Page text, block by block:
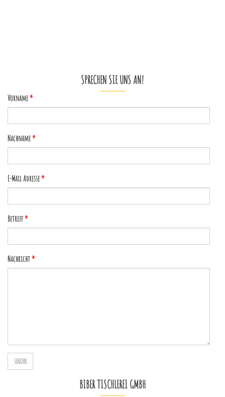
SPRECHEN SIE UNS AN!
Vorname*
Nachname*
E-Mail Adresse*
Betreff*
Nachricht*
BIBER TISCHLEREI GMBH